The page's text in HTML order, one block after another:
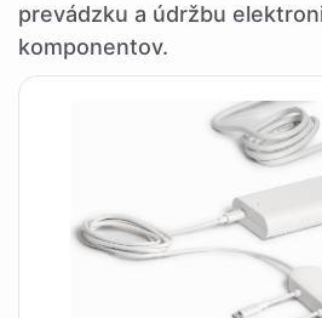
prevádzku a údržbu
komponentov.